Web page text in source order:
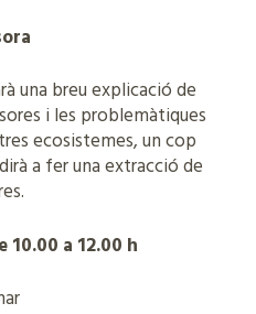
una breu explicació de
i les problemàtiques
ecosistemes, un cop
a fer una extracció de
a 12.00 h